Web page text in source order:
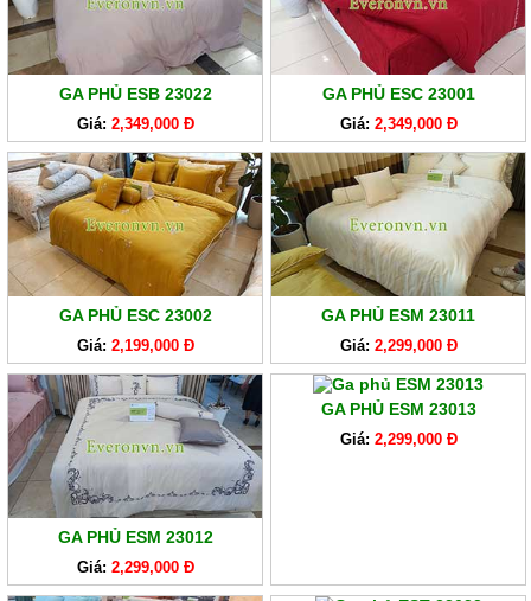
GA PHỦ ESB 23022
Giá: 2,349,000 Đ
GA PHỦ ESC 23001
Giá: 2,349,000 Đ
GA PHỦ ESC 23002
Giá: 2,199,000 Đ
GA PHỦ ESM 23011
Giá: 2,299,000 Đ
GA PHỦ ESM 23012
Giá: 2,299,000 Đ
GA PHỦ ESM 23013
Giá: 2,299,000 Đ